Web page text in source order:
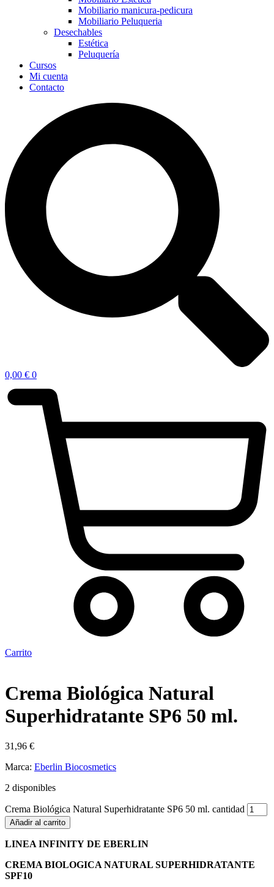
Mobiliario manicura-pedicura
Mobiliario Peluqueria
Desechables
Estética
Peluquería
Cursos
Mi cuenta
Contacto
0,00 € 0
Carrito
Crema Biológica Natural
Superhidratante SP6 50 ml.
31,96 €
Marca: Eberlin Biocosmetics
2 disponibles
Crema Biológica Natural Superhidratante SP6 50 ml. cantidad
Añadir al carrito
LINEA INFINITY DE EBERLIN
CREMA BIOLOGICA NATURAL SUPERHIDRATANTE
SPF10